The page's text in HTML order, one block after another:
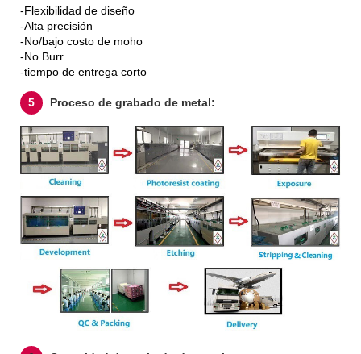
-Flexibilidad de diseño
-Alta precisión
-No/bajo costo de moho
-No Burr
-tiempo de entrega corto
5 Proceso de grabado de metal: